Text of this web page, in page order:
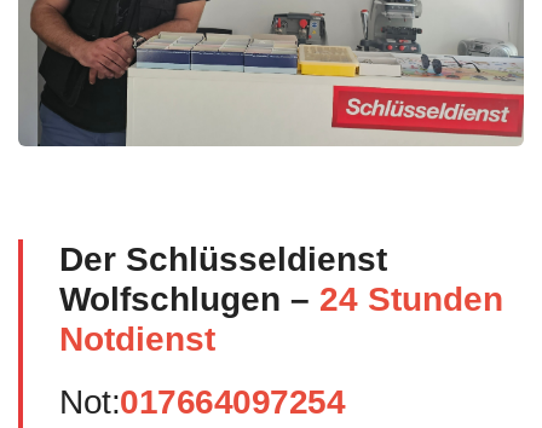
Der Schlüsseldienst
Wolfschlugen – 24 Stunden
Notdienst
Not:017664097254